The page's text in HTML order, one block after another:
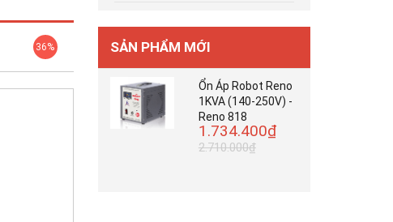
36% SẢN PHẨM MỚI
Ổn Áp Robot Reno
1KVA (140-250V) -
Reno 818
1.734.400₫
2.710.000₫